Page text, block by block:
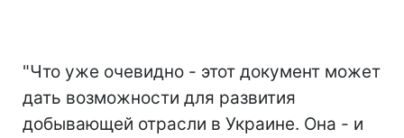
"Что уже очевидно - этот документ может
дать возможности для развития
добывающей отрасли в Украине. Она - и